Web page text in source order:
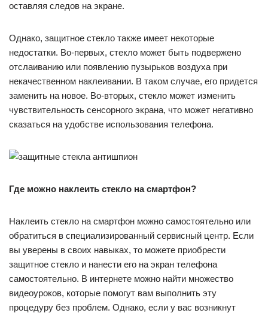
оставляя следов на экране.
Однако, защитное стекло также имеет некоторые
недостатки. Во-первых, стекло может быть подвержено
отслаиванию или появлению пузырьков воздуха при
некачественном наклеивании. В таком случае, его придется
заменить на новое. Во-вторых, стекло может изменить
чувствительность сенсорного экрана, что может негативно
сказаться на удобстве использования телефона.
Где можно наклеить стекло на смартфон?
Наклеить стекло на смартфон можно самостоятельно или
обратиться в специализированный сервисный центр. Если
вы уверены в своих навыках, то можете приобрести
защитное стекло и нанести его на экран телефона
самостоятельно. В интернете можно найти множество
видеоуроков, которые помогут вам выполнить эту
процедуру без проблем. Однако, если у вас возникнут